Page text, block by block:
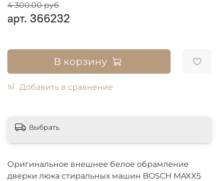
4 300.00 руб
арт. 366232
В корзину
Добавить в сравнение
Оригинальное внешнее белое обрамление
дверки люка стиральных машин BOSCH MAXX5
Выбрать